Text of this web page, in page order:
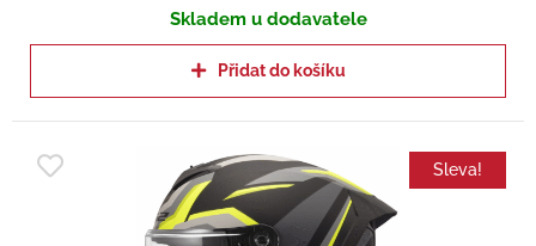
Skladem u dodavatele
Přidat do košíku
Sleva!